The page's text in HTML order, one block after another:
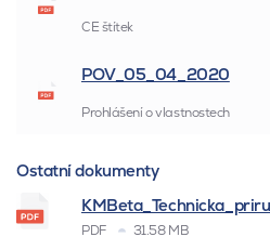
CE štítek
POV_05_04_2020
Prohlášení o vlastnostech
Ostatní dokumenty
PDF 31.58 MB